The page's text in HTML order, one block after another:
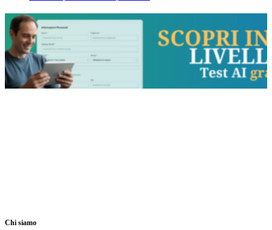
Chi siamo